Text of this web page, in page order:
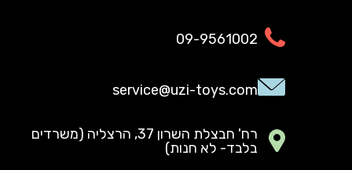
09-9561002
service@uzi-toys.com
רח' חבצלת השרון 37, הרצליה (משרדים
בלבד- לא חנות)